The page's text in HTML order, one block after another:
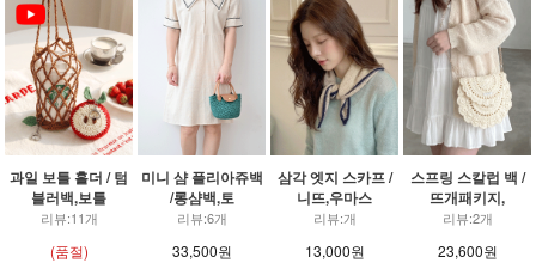
과일 보틀 홀더 / 텀
블러백,보틀
리뷰:11개
(품절)
미니 샴 플리아쥬백
/롱샴백,토
리뷰:6개
33,500원
삼각 엣지 스카프 /
니뜨,우마스
리뷰:개
13,000원
스프링 스칼럽 백 /
뜨개패키지,
리뷰:2개
23,600원